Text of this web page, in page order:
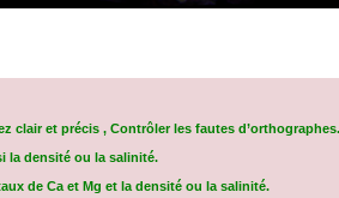
clair et précis , Contrôler les fautes d’orthographes.
la densité ou la salinité.
de Ca et Mg et la densité ou la salinité.